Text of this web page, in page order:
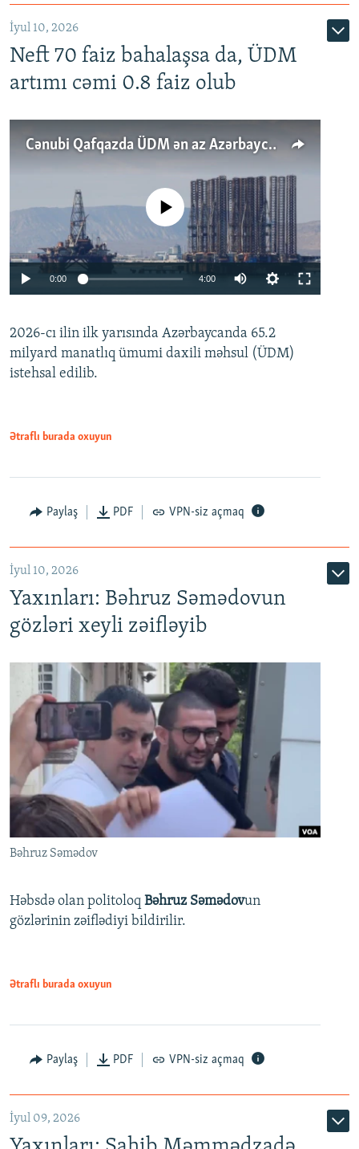
İyul 10, 2026
Neft 70 faiz bahalaşsa da, ÜDM
artımı cəmi 0.8 faiz olub
Cənubi Qafqazda ÜDM ən az Azərbaycanda artır: Qonşuları niyə Bakını qabaqlaya bilir?
Auto 240p 360p 480p
No media source currently available
0:00 4:00
360p
480p
2026-cı ilin ilk yarısında Azərbaycanda 65.2
milyard manatlıq ümumi daxili məhsul (ÜDM)
istehsal edilib.
Ətraflı burada oxuyun
Paylaş PDF VPN-siz açmaq
İyul 10, 2026
Yaxınları: Bəhruz Səmədovun
gözləri xeyli zəifləyib
Bəhruz Səmədov
Həbsdə olan politoloq Bəhruz Səmədovun
gözlərinin zəiflədiyi bildirilir.
Ətraflı burada oxuyun
Paylaş PDF VPN-siz açmaq
İyul 09, 2026